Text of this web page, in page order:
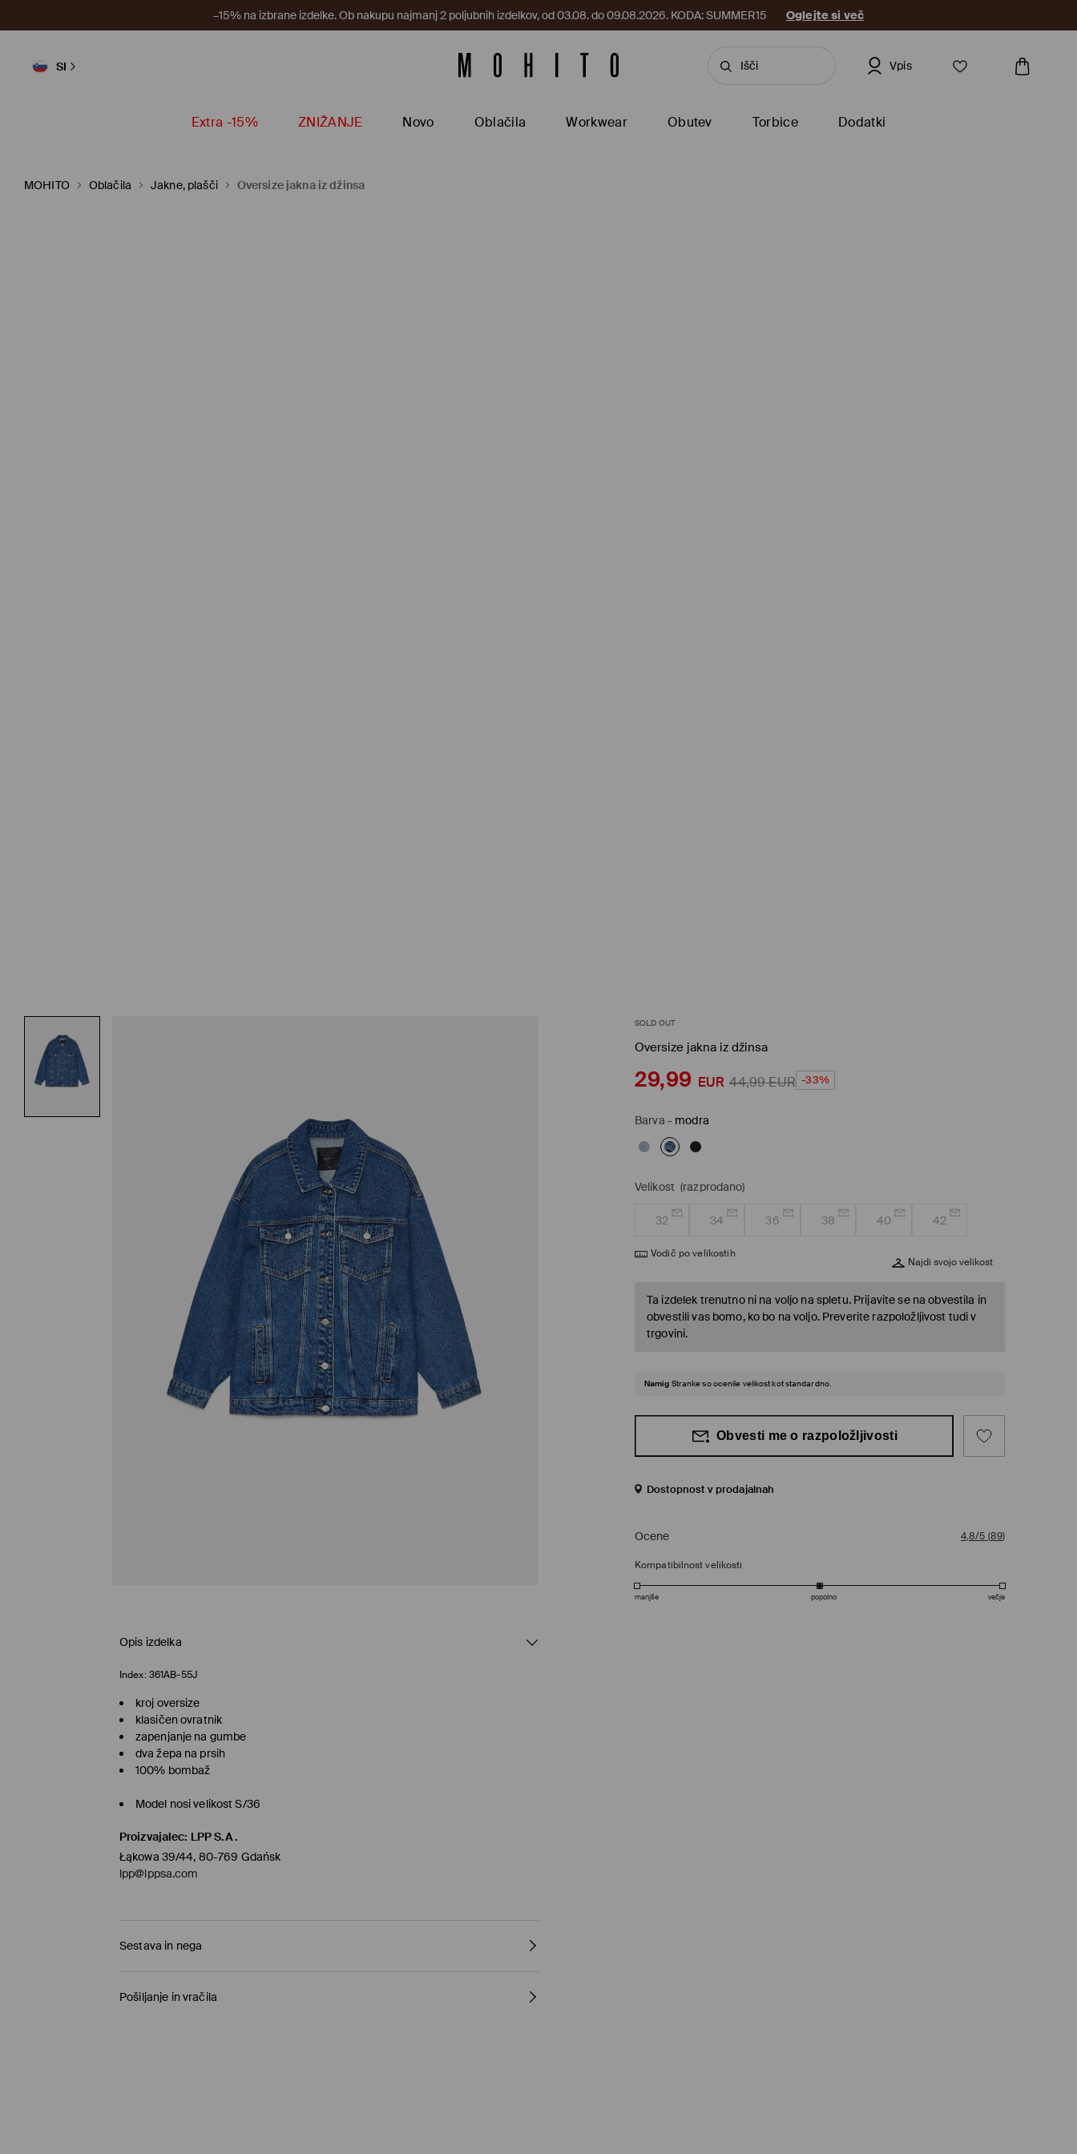
–15% na izbrane izdelke. Ob nakupu najmanj 2 poljubnih izdelkov, od 03.08. do 09.08.2026. KODA: SUMMER15 Oglejte si več
SI Vpis
Extra -15% ZNIŽANJE Novo Oblačila Workwear Obutev Torbice Dodatki
MOHITO Oblačila Jakne, plašči Oversize jakna iz džinsa
SOLD OUT
Oversize jakna iz džinsa
29,99 EUR 44,99EUR -33%
Barva - modra
Velikost (razprodano)
32 34 36 38 40 42
Vodič po velikostih
Najdi svojo velikost
Ta izdelek trenutno ni na voljo na spletu. Prijavite se na obvestila in
obvestili vas bomo, ko bo na voljo. Preverite razpoložljivost tudi v
trgovini.
Namig Stranke so ocenile velikost kot standardno.
Obvesti me o razpoložljivosti
Dostopnost v prodajalnah
Ocene 4,8/5 (89)
Kompatibilnost velikosti
manjše popolno večje
Opis izdelka
Index: 361AB-55J
kroj oversize
klasičen ovratnik
zapenjanje na gumbe
dva žepa na prsih
100% bombaž
Model nosi velikost S/36
Proizvajalec: LPP S.A.
Łąkowa 39/44, 80-769 Gdańsk
lpp@lppsa.com
Sestava in nega
Pošiljanje in vračila